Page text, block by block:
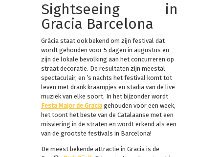
Sightseeing in
Gracia Barcelona
Gràcia staat ook bekend om zijn festival dat
wordt gehouden voor 5 dagen in augustus en
zijn de lokale bevolking aan het concurreren op
straat decoratie. De resultaten zijn meestal
spectaculair, en ’s nachts het festival komt tot
leven met drank kraampjes en stadia van de live
muziek van elke soort. In het bijzonder wordt
Festa Major de Gracia gehouden voor een week,
het toont het beste van de Catalaanse met een
misviering in de straten en wordt erkend als een
van de grootste festivals in Barcelona!
De meest bekende attractie in Gracia is de